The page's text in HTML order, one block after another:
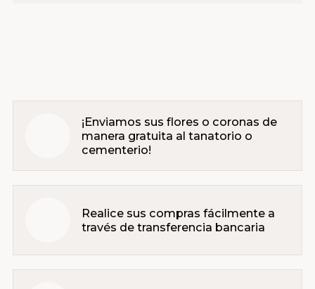
¡Enviamos sus flores o coronas de
manera gratuita al tanatorio o
cementerio!
Realice sus compras fácilmente a
través de transferencia bancaria